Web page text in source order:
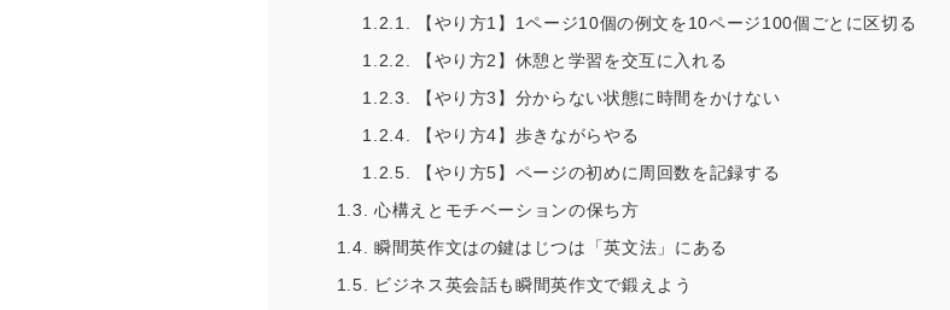
1.2.1.
【やり方1】1ページ10個の例文を10ページ100個ごとに区切る
1.2.2.
【やり方2】休憩と学習を交互に入れる
1.2.3.
【やり方3】分からない状態に時間をかけない
1.2.4.
【やり方4】歩きながらやる
1.2.5.
【やり方5】ページの初めに周回数を記録する
1.3.
心構えとモチベーションの保ち方
1.4.
瞬間英作文はの鍵はじつは「英文法」にある
1.5.
ビジネス英会話も瞬間英作文で鍛えよう